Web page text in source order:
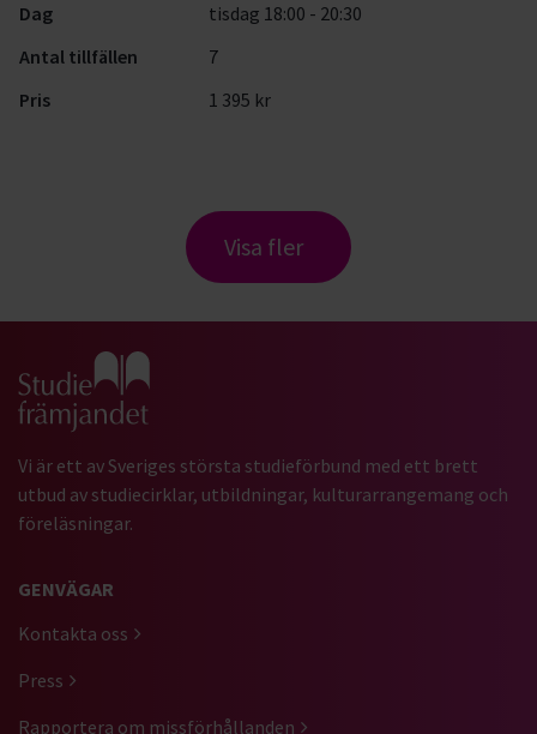
Dag
tisdag 18:00 - 20:30
Antal tillfällen
7
Pris
1 395 kr
Visa fler
Gå till studiefrämjandets startsida
Vi är ett av Sveriges största studieförbund med ett brett
utbud av studiecirklar, utbildningar, kulturarrangemang och
föreläsningar.
GENVÄGAR
Kontakta oss
Press
Rapportera om missförhållanden